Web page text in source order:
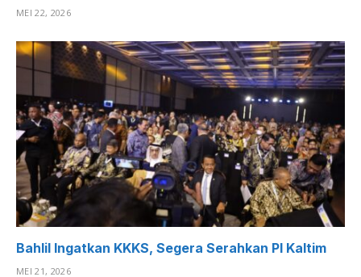
MEI 22, 2026
Bahlil Ingatkan KKKS, Segera Serahkan PI Kaltim
MEI 21, 2026